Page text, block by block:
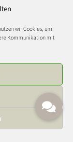
wir Cookies, um
Kommunikation mit
Reserved